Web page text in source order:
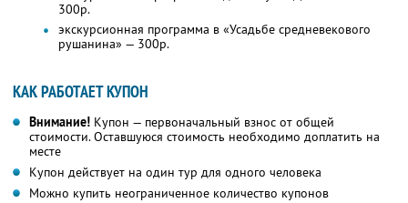
300р.
экскурсионная программа в «Усадьбе средневекового
рушанина» — 300р.
КАК РАБОТАЕТ КУПОН
Внимание! Купон — первоначальный взнос от общей
стоимости. Оставшуюся стоимость необходимо доплатить на
месте
Купон действует на один тур для одного человека
Можно купить неограниченное количество купонов